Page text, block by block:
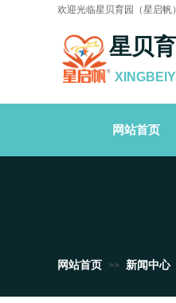
星贝
欢迎光临星贝育园（星启帆
网站首页
网站首页 >> 新闻中心